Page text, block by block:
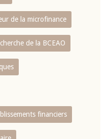
de la microfinance
de la BCEAO
financiers